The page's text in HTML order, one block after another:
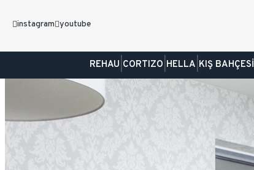
instagram youtube
REHAU CORTIZO HELLA KIŞ BAHÇESİ